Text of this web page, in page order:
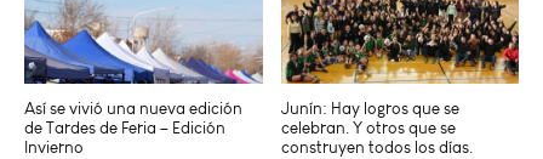
Así se vivió una nueva edición
de Tardes de Feria – Edición
Invierno
Junín: Hay logros que se
celebran. Y otros que se
construyen todos los días.